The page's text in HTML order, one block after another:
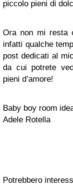
piccolo pieni di
Ora non mi resta
infatti qualche
post dedicati al
da cui potrete
pieni d’amore!
Baby boy room
Adele Rotella
Potrebbero